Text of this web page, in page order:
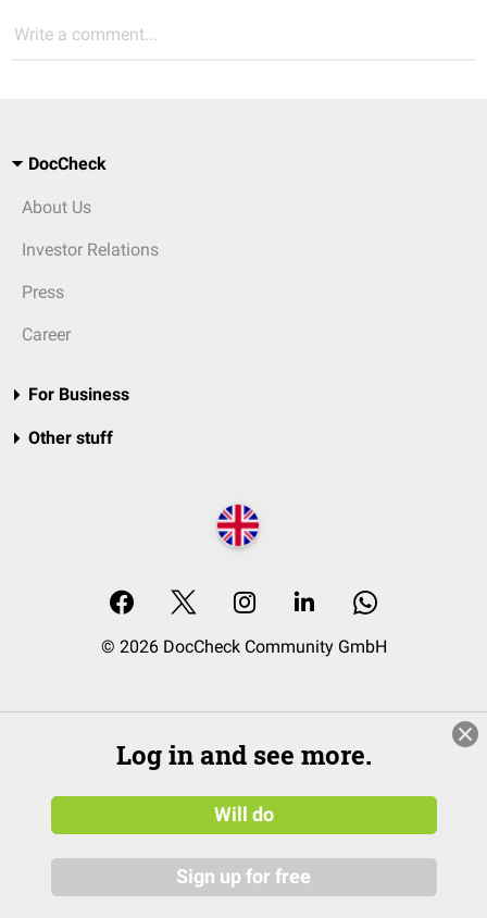
Write a comment...
DocCheck
About Us
Investor Relations
Press
Career
For Business
Other stuff
© 2026 DocCheck Community GmbH
Log in and see more.
Will do
Sign up for free